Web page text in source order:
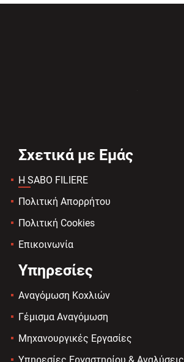
Σχετικά με Εμάς
Η SABO FILIERE
Πολιτική Απορρήτου
Πολιτική Cookies
Επικοινωνία
Υπηρεσίες
Αναγόμωση Κοχλιών
Γέμισμα Αναγόμωση
Μηχανουργικές Εργασίες
Υπηρεσίες Εργαστηρίου & Αναλύσεις